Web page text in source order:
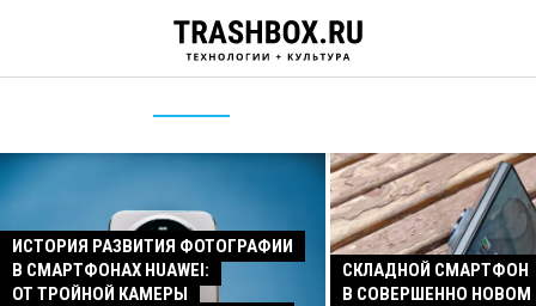
ИСТОРИЯ РАЗВИТИЯ ФОТОГРАФИИ
В СМАРТФОНАХ HUAWEI:
ОТ ТРОЙНОЙ КАМЕРЫ
СКЛАДНОЙ СМАРТФОН
В СОВЕРШЕННО